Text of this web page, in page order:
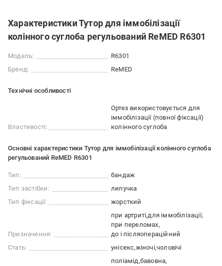
Характеристики Тутор для іммобілізації
колінного суглоба регульований ReMED R6301
Модель:
R6301
Бренд:
ReMED
Технічні особливості
Властивості:
Ортез використовується для
іммобілізації (повної фіксації)
колінного суглоба
Основні характеристики Тутор для іммобілізації колінного суглоба
регульований ReMED R6301
Тип:
бандаж
Тип застібки:
липучка
Тип фіксації:
жорсткий
Призначення:
при артриті для іммобілізації
при переломах
до і післяопераційний
Стать:
унісекс жіночі чоловічі
поліамід бавовна